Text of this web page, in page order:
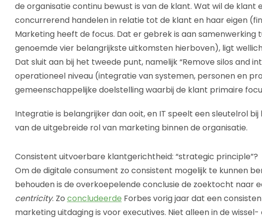
de organisatie continu bewust is van de klant. Wat wil de klant
concurrerend handelen in relatie tot de klant en haar eigen
Marketing heeft de focus. Dat er gebrek is aan samenwerking
genoemde vier belangrijkste uitkomsten hierboven), ligt
Dat sluit aan bij het tweede punt, namelijk “Remove silos and
operationeel niveau (integratie van systemen, personen en
gemeenschappelijke doelstelling waarbij de klant primaire
Integratie is belangrijker dan ooit, en IT speelt een sleutelrol
van de uitgebreide rol van marketing binnen de organisatie.
Consistent uitvoerbare klantgerichtheid: “strategic principle”?
Om de digitale consument zo consistent mogelijk te kunnen
behouden is de overkoepelende conclusie de zoektocht naar
centricity. Zo concludeerde Forbes vorig jaar dat een
marketing uitdaging is voor executives. Niet alleen in de